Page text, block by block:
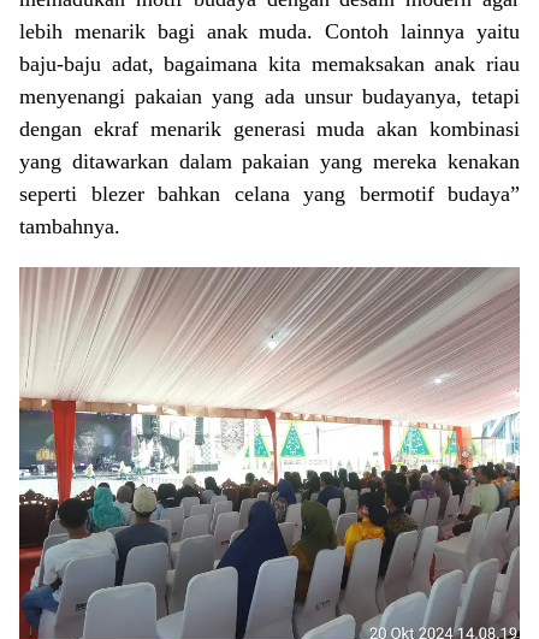
lebih menarik bagi anak muda. Contoh lainnya yaitu
baju-baju adat, bagaimana kita memaksakan anak riau
menyenangi pakaian yang ada unsur budayanya, tetapi
dengan ekraf menarik generasi muda akan kombinasi
yang ditawarkan dalam pakaian yang mereka kenakan
seperti blezer bahkan celana yang bermotif budaya”
tambahnya.